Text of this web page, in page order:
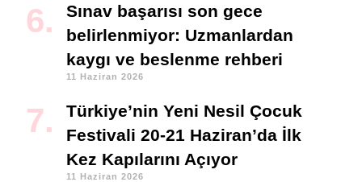
Sınav başarısı son gece
belirlenmiyor: Uzmanlardan
kaygı ve beslenme rehberi
11 Haziran 2026
Türkiye’nin Yeni Nesil Çocuk
Festivali 20-21 Haziran’da İlk
Kez Kapılarını Açıyor
11 Haziran 2026